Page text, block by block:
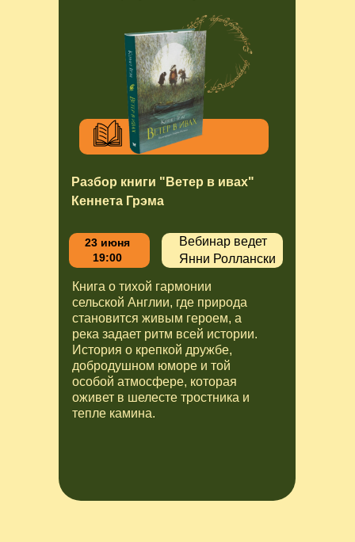
Разбор книги "Ветер в ивах"
Кеннета Грэма
Книга о тихой гармонии
сельской Англии, где природа
становится живым героем, а
река задает ритм всей истории.
История о крепкой дружбе,
добродушном юморе и той
особой атмосфере, которая
оживет в шелесте тростника и
тепле камина.
Вебинар ведет
Янни Роллански
23 июня
19:00